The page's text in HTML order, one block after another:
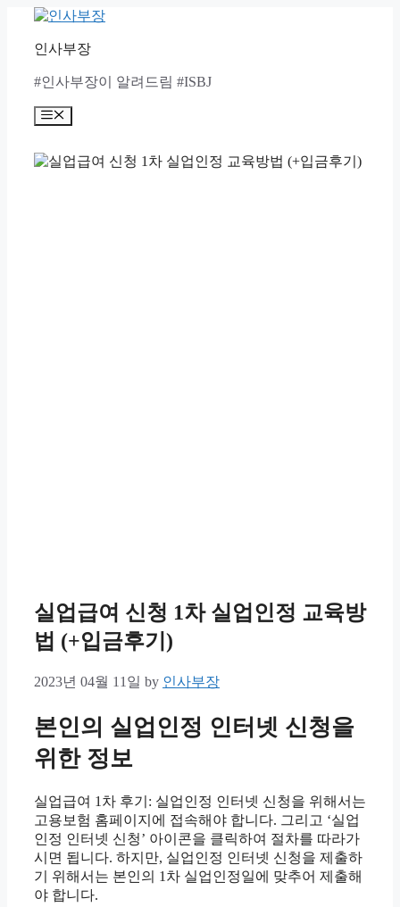
content인사부장
#인사부장이 알려드림 #ISBJ
Menu
실업급여 신청 1차 실업인정 교육방
법 (+입금후기)
2023년 04월 11일 by 인사부장
본인의 실업인정 인터넷 신청을
위한 정보
실업급여 1차 후기: 실업인정 인터넷 신청을 위해서는
고용보험 홈페이지에 접속해야 합니다. 그리고 ‘실업
인정 인터넷 신청’ 아이콘을 클릭하여 절차를 따라가
시면 됩니다. 하지만, 실업인정 인터넷 신청을 제출하
기 위해서는 본인의 1차 실업인정일에 맞추어 제출해
야 합니다.